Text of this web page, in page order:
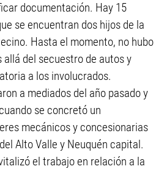
documentación. Hay 15
se encuentran dos hijos de la
Hasta el momento, no hubo
allá del secuestro de autos y
a los involucrados.
a mediados del año pasado y
se concretó un
mecánicos y concesionarias
Alto Valle y Neuquén capital.
el trabajo en relación a la